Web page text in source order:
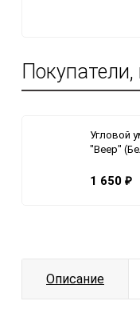
Угловой
"Веер"
1 650 ₽
Описание